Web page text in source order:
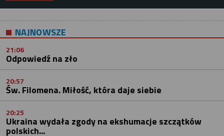
NAJNOWSZE
21:06
Odpowiedź na zło
20:57
Św. Filomena. Miłość, która daje siebie
20:25
Ukraina wydała zgody na ekshumacje szczątków
polskich...